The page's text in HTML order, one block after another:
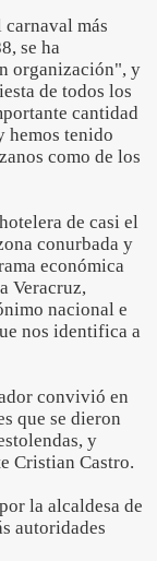
más
se ha
organización", y
de todos los
cantidad
hemos tenido
como de los
de casi el
conurbada y
económica
Veracruz,
nacional e
nos identifica a
convivió en
que se dieron
y
Cristian Castro.
la alcaldesa de
autoridades